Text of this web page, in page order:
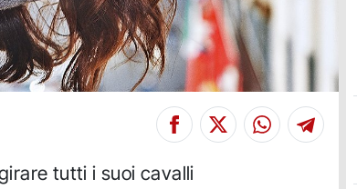
tutti i suoi cavalli